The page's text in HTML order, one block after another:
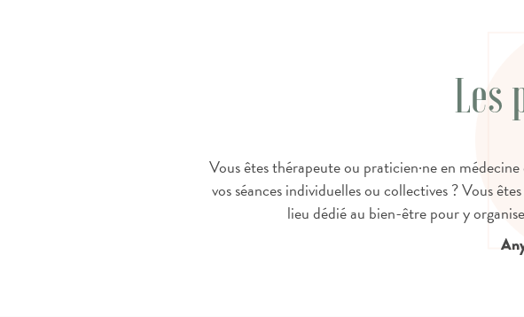
Les
Vous êtes thérapeute ou praticien·ne en
vos séances individuelles ou collectives ? Vous
lieu dédié au bien-être pour y